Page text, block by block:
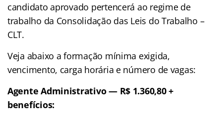
candidato aprovado pertencerá ao regime de
trabalho da Consolidação das Leis do Trabalho –
CLT.
Veja abaixo a formação mínima exigida,
vencimento, carga horária e número de vagas:
Agente Administrativo — R$ 1.360,80 +
benefícios: